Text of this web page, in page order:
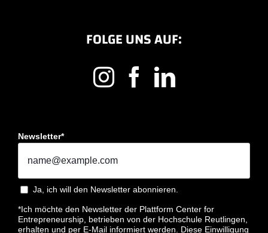
FOLGE UNS AUF:
Newsletter*
Ja, ich will den Newsletter abonnieren.
*Ich möchte den Newsletter der Plattform Center for
Entrepreneurship, betrieben von der Hochschule Reutlingen,
erhalten und per E-Mail informiert werden. Diese Einwilligung